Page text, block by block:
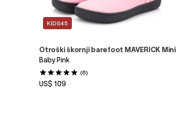
KIDS45
Otroški škornji barefoot MAVERICK Mini
Baby Pink
(6)
US$ 109